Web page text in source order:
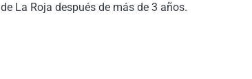
de La Roja después de más de 3 años.